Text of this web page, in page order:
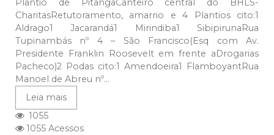
Plantio de PitangaCanteiro central do BHLS-
CharitasRetutoramento, amarrio e 4 Plantios cito:1
Aldrago1 Jacarandá1 Mirindiba1 SibipirunaRua
Tupinambás nº 4 – São Francisco(Esq com Av.
Presidente Franklin Roosevelt em frente aDrogarias
Pacheco)2 Podas cito:1 Amendoeira1 FlamboyantRua
Manoel de Abreu nº...
Leia mais
1055
1055 Acessos